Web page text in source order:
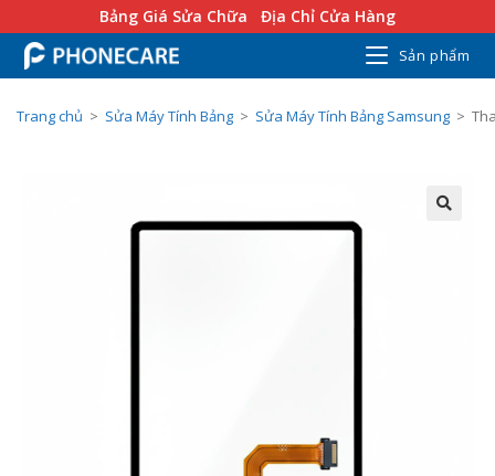
Bảng Giá Sửa Chữa Địa Chỉ Cửa Hàng
Sản phẩm
Trang chủ > Sửa Máy Tính Bảng > Sửa Máy Tính Bảng Samsung >